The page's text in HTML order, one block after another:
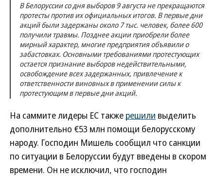
В Белоруссии со дня выборов 9 августа не прекращаются
протесты против их официальных итогов. В первые дни
акций были задержаны около 7 тыс. человек, более 600
получили травмы. Позднее акции приобрели более
мирный характер, многие предприятия объявили о
забастовках. Основными требованиями протестующих
остается признание выборов недействительными,
освобождение всех задержанных, привлечение к
ответственности виновных в применении силы к
протестующим в первые дни акций.
На саммите лидеры ЕС также решили выделить
дополнительно €53 млн помощи белорусскому
народу. Господин Мишель сообщил что санкции
по ситуации в Белоруссии будут введены в скором
времени. Он не исключил, что господин